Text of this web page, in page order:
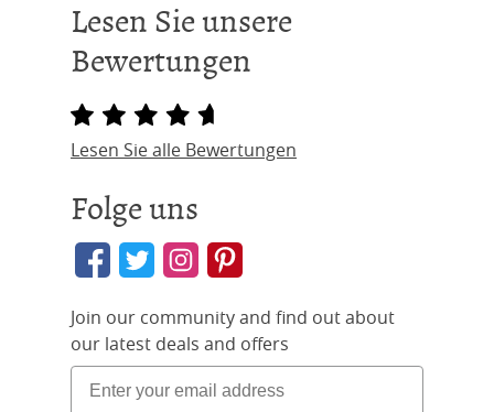
Lesen Sie unsere
Bewertungen
Lesen Sie alle Bewertungen
Folge uns
Join our community and find out about
our latest deals and offers